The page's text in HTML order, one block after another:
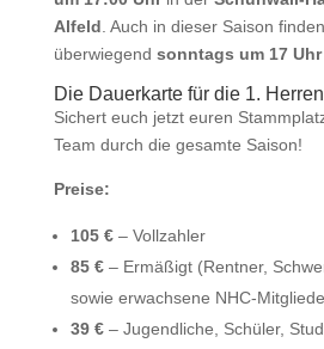
Alfeld . Auch in dieser Saison
überwiegend sonntags um 17 Uhr
Die Dauerkarte für die 1. Herren
Sichert euch jetzt euren
Team durch die gesamte Saison!
Preise:
105 €– Vollzahler
85 €– Ermäßigt (Rentner,
sowie erwachsene NHC-
39 €– Jugendliche, Schüler,